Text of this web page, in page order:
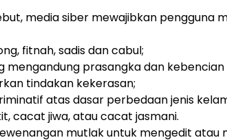
media siber mewajibkan pengguna
fitnah, sadis dan cabul;
mengandung prasangka dan
tindakan kekerasan;
atas dasar perbedaan jenis
cacat jiwa, atau cacat jasmani.
mutlak untuk mengedit